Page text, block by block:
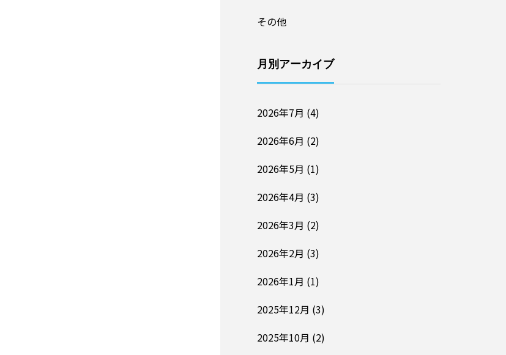
その他
月別アーカイブ
2026年7月 (4)
2026年6月 (2)
2026年5月 (1)
2026年4月 (3)
2026年3月 (2)
2026年2月 (3)
2026年1月 (1)
2025年12月 (3)
2025年10月 (2)